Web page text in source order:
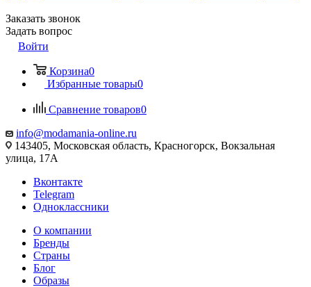
Заказать звонок
Задать вопрос
Войти
Корзина0
Избранные товары0
Сравнение товаров0
info@modamania-online.ru
143405, Московская область, Красногорск, Вокзальная
улица, 17А
Вконтакте
Telegram
Одноклассники
О компании
Бренды
Страны
Блог
Образы